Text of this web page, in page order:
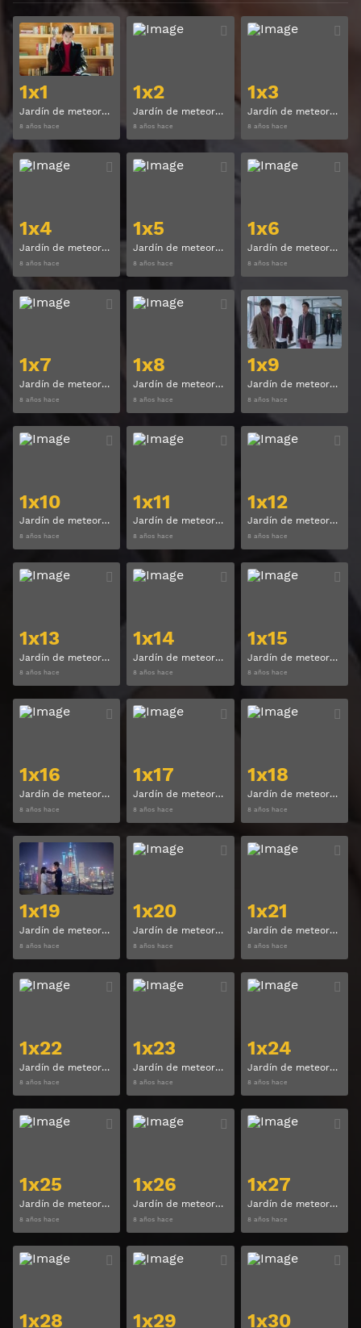
1x1
Jardín de meteoros (Meteor Garden) Temporada 1 Capitulo 1
8 años hace
Ver
1x2
Jardín de meteoros (Meteor Garden) Temporada 1 Capitulo 2
8 años hace
Ver
1x3
Jardín de meteoros (Meteor Garden) Temporada 1 Capitulo 3
8 años hace
1x4
Jardín de meteoros (Meteor Garden) Temporada 1 Capitulo 4
8 años hace
Ver
1x5
Jardín de meteoros (Meteor Garden) Temporada 1 Capitulo 5
8 años hace
Ver
1x6
Jardín de meteoros (Meteor Garden) Temporada 1 Capitulo 6
8 años hace
1x7
Jardín de meteoros (Meteor Garden) Temporada 1 Capitulo 7
8 años hace
Ver
1x8
Jardín de meteoros (Meteor Garden) Temporada 1 Capitulo 8
8 años hace
Ver
1x9
Jardín de meteoros (Meteor Garden) Temporada 1 Capitulo 9
8 años hace
1x10
Jardín de meteoros (Meteor Garden) Temporada 1 Capitulo 10
8 años hace
Ver
1x11
Jardín de meteoros (Meteor Garden) Temporada 1 Capitulo 11
8 años hace
Ver
1x12
Jardín de meteoros (Meteor Garden) Temporada 1 Capitulo 12
8 años hace
1x13
Jardín de meteoros (Meteor Garden) Temporada 1 Capitulo 13
8 años hace
Ver
1x14
Jardín de meteoros (Meteor Garden) Temporada 1 Capitulo 14
8 años hace
Ver
1x15
Jardín de meteoros (Meteor Garden) Temporada 1 Capitulo 15
8 años hace
1x16
Jardín de meteoros (Meteor Garden) Temporada 1 Capitulo 16
8 años hace
Ver
1x17
Jardín de meteoros (Meteor Garden) Temporada 1 Capitulo 17
8 años hace
Ver
1x18
Jardín de meteoros (Meteor Garden) Temporada 1 Capitulo 18
8 años hace
1x19
Jardín de meteoros (Meteor Garden) Temporada 1 Capitulo 19
8 años hace
Ver
1x20
Jardín de meteoros (Meteor Garden) Temporada 1 Capitulo 20
8 años hace
Ver
1x21
Jardín de meteoros (Meteor Garden) Temporada 1 Capitulo 21
8 años hace
1x22
Jardín de meteoros (Meteor Garden) Temporada 1 Capitulo 22
8 años hace
Ver
1x23
Jardín de meteoros (Meteor Garden) Temporada 1 Capitulo 23
8 años hace
Ver
1x24
Jardín de meteoros (Meteor Garden) Temporada 1 Capitulo 24
8 años hace
1x25
Jardín de meteoros (Meteor Garden) Temporada 1 Capitulo 25
8 años hace
Ver
1x26
Jardín de meteoros (Meteor Garden) Temporada 1 Capitulo 26
8 años hace
Ver
1x27
Jardín de meteoros (Meteor Garden) Temporada 1 Capitulo 27
8 años hace
1x28
Ver
1x29
Ver
1x30